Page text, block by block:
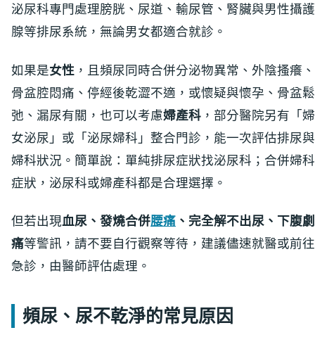
泌尿科專門處理膀胱、尿道、輸尿管、腎臟與男性攝護
腺等排尿系統，無論男女都適合就診。
如果是女性 ，且頻尿同時合併分泌物異常、外陰搔癢、
骨盆腔悶痛、停經後乾澀不適，或懷疑與懷孕、骨盆鬆
弛、漏尿有關，也可以考慮婦產科 ，部分醫院另有「婦
女泌尿」或「泌尿婦科」整合門診，能一次評估排尿與
婦科狀況。簡單說：單純排尿症狀找泌尿科；合併婦科
症狀，泌尿科或婦產科都是合理選擇。
但若出現血尿、發燒合併腰痛 、完全解不出尿、下腹劇
痛等警訊，請不要自行觀察等待，建議儘速就醫或前往
急診，由醫師評估處理。
頻尿、尿不乾淨的常見原因